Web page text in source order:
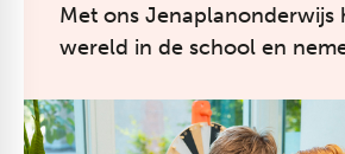
Met ons Jenaplanonderwijs
wereld in de school en
alleen uit boeken, maar ook